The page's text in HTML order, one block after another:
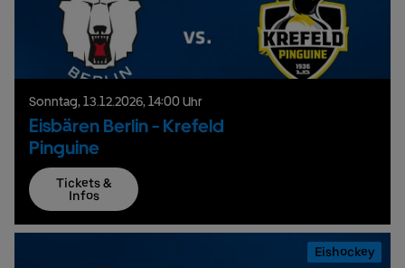
Sonntag, 13.12.2026, 14:00 Uhr
Eisbären Berlin - Krefeld
Pinguine
Tickets &
Infos
Eishockey